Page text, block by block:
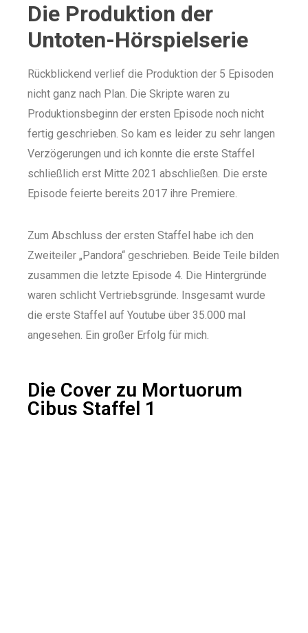
Die Produktion der
Untoten-Hörspielserie
Rückblickend verlief die Produktion der 5 Episoden
nicht ganz nach Plan. Die Skripte waren zu
Produktionsbeginn der ersten Episode noch nicht
fertig geschrieben. So kam es leider zu sehr langen
Verzögerungen und ich konnte die erste Staffel
schließlich erst Mitte 2021 abschließen. Die erste
Episode feierte bereits 2017 ihre Premiere.
Zum Abschluss der ersten Staffel habe ich den
Zweiteiler „Pandora“ geschrieben. Beide Teile bilden
zusammen die letzte Episode 4. Die Hintergründe
waren schlicht Vertriebsgründe. Insgesamt wurde
die erste Staffel auf Youtube über 35.000 mal
angesehen. Ein großer Erfolg für mich.
Die Cover zu Mortuorum
Cibus Staffel 1